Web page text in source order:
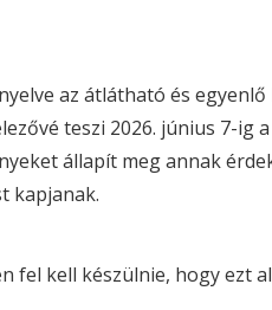
az átlátható és
teszi 2026. június 7-ig
állapít meg annak
kapjanak.
fel kell készülnie, hogy ezt